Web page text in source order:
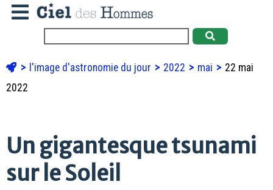
l'image d'astronomie du jour 2022 mai
22 mai
2022
Un gigantesque tsunami
sur le Soleil